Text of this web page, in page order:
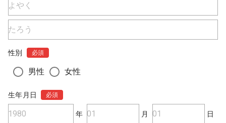
性別 必須
男性 女性
生年月日 必須
年 月 日